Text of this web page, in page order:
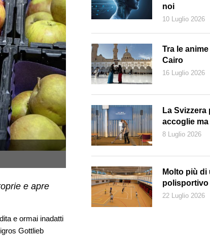
La riduzione dei prezzi sarà segnalata
e apre
e ormai inadatti
Gottlieb
noi
10 Luglio 2026
Tra le
Cairo
16 Luglio 2026
La Svizzera
accoglie
8 Luglio 2026
Molto più di
polisportivo
22 Luglio 2026